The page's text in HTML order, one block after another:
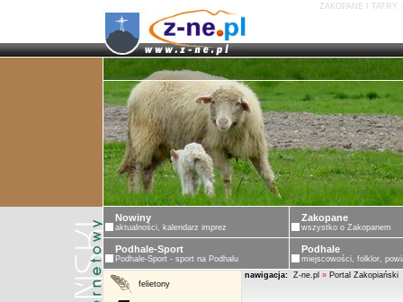
ZAKOPANE I TATRY
Nowiny
aktualności, kalendarz imprez
Zakopane
wszystko o Zakopanem
Podhale-Sport
Podhale-Sport - sport na Podhalu
Podhale
miejscowości, folklor,
felietony
nawigacja: Z-ne.pl » Portal Zakopiański